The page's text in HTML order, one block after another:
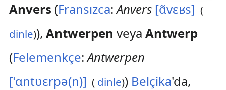
Anvers (Fransızca:Anvers [ɑ̃vɛʁs] (
dinle)), Antwerpen veya Antwerp
(Felemenkçe:Antwerpen
[ˈɑntʋɛrpə(n)] ( dinle)) Belçika'da,